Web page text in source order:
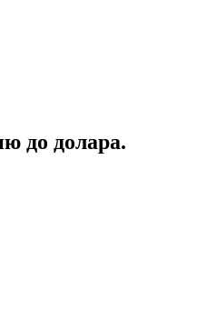
до долара.